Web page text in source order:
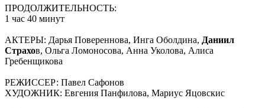
ПРОДОЛЖИТЕЛЬНОСТЬ:
1 час 40 минут
АКТЕРЫ: Дарья Повереннова, Инга Оболдина, Даниил
Страхов, Ольга Ломоносова, Анна Уколова, Алиса
Гребенщикова
РЕЖИССЕР: Павел Сафонов
ХУДОЖНИК: Евгения Панфилова, Мариус Яцовскис